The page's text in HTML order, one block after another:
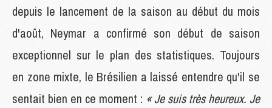
depuis le lancement de la saison au début du mois
d'août, Neymar a confirmé son début de saison
exceptionnel sur le plan des statistiques. Toujours
en zone mixte, le Brésilien a laissé entendre qu'il se
sentait bien en ce moment : « Je suis très heureux. Je